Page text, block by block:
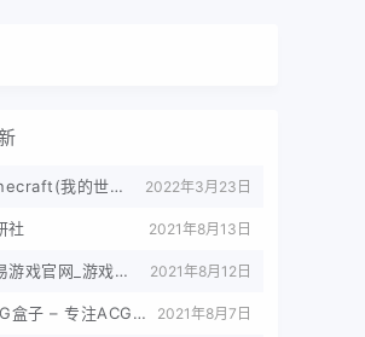
Minecraft(我的世界)苦力怕论坛 2022年3月23日
社 2021年8月13日
网易游戏官网_游戏热爱者 2021年8月12日
ACG盒子 – 专注ACG的导航盒子 2021年8月7日